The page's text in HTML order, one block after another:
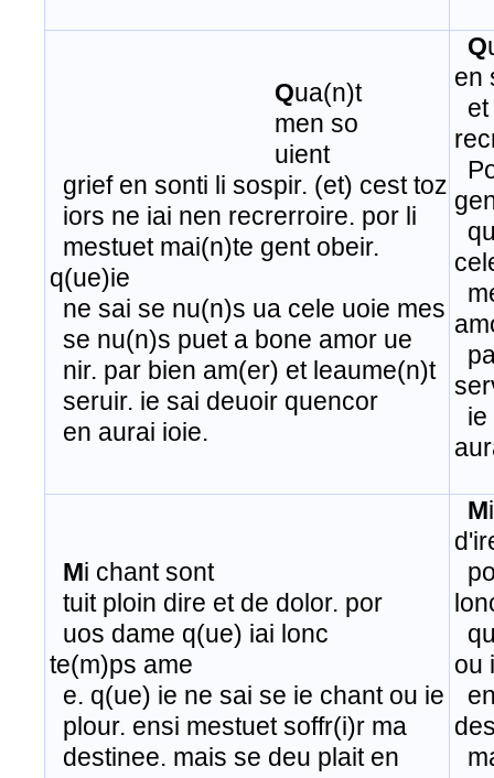
Qua(n)t
men so
uient
grief en sonti li sospir. (et) cest toz
iors ne iai nen recrerroire. por li
mestuet mai(n)te gent obeir.
q(ue)ie
ne sai se nu(n)s ua cele uoie mes
se nu(n)s puet a bone amor ue
nir. par bien am(er) et leaume(n)t
seruir. ie sai deuoir quencor
en aurai ioie.
Q
en
ie
Mi chant sont
tuit ploin dire et de dolor. por
uos dame q(ue) iai lonc
te(m)ps ame
​ e. q(ue) ie ne sai se ie chant ou ie
​ plour. ensi mestuet soffr(i)r ma
destinee. mais se deu plait en
M
ou